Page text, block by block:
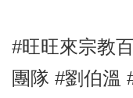
#旺旺來宗教
團隊 #劉伯溫